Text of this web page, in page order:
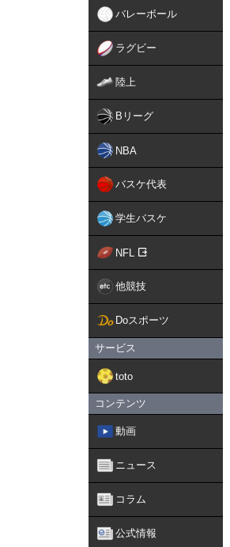
バレーボール
ラグビー
陸上
Bリーグ
NBA
バスケ代表
学生バスケ
NFL
他競技
Doスポーツ
サービス
toto
コンテンツ
動画
ニュース
コラム
公式情報